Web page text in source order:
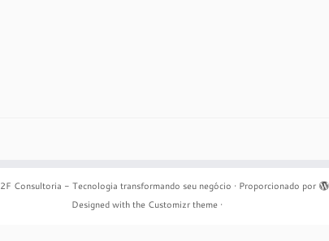
2F Consultoria - Tecnologia transformando seu negócio · Proporcionado por
Designed with the Customizr theme ·